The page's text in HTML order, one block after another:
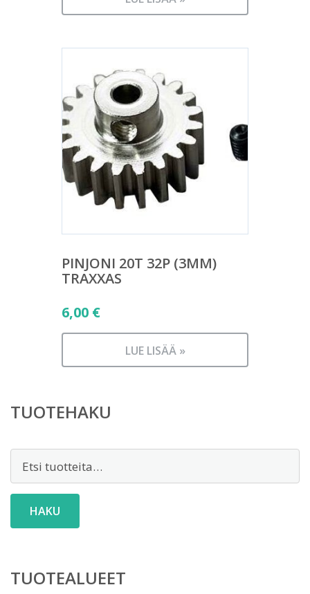
PINJONI 20T 32P (3MM)
TRAXXAS
6,00 €
LUE LISÄÄ »
TUOTEHAKU
HAKU
TUOTEALUEET